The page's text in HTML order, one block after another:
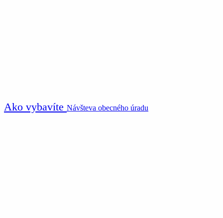
Ako vybavíte Návšteva obecného úradu